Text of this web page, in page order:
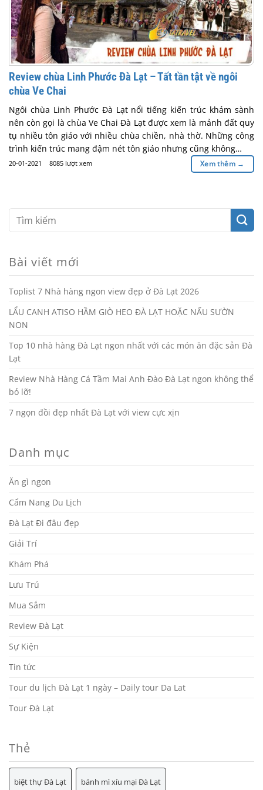
Review chùa Linh Phước Đà Lạt – Tất tần tật về ngôi
chùa Ve Chai
Ngôi chùa Linh Phước Đà Lạt nổi tiếng kiến trúc khảm sành
nên còn gọi là chùa Ve Chai Đà Lạt được xem là mảnh đất quy
tụ nhiều tôn giáo với nhiều chùa chiền, nhà thờ. Những công
trình kiến trúc mang đậm nét tôn giáo nhưng cũng không…
20-01-2021 8085 lượt xem Xem thêm →
Bài viết mới
Toplist 7 Nhà hàng ngon view đẹp ở Đà Lạt 2026
LẨU CANH ATISO HẦM GIÒ HEO ĐÀ LẠT HOẶC NẤU SƯỜN
NON
Top 10 nhà hàng Đà Lạt ngon nhất với các món ăn đặc sản Đà
Lạt
Review Nhà Hàng Cá Tầm Mai Anh Đào Đà Lạt ngon không thể
bỏ lỡ!
7 ngọn đồi đẹp nhất Đà Lạt với view cực xịn
Danh mục
Ăn gì ngon
Cẩm Nang Du Lịch
Đà Lạt Đi đâu đẹp
Giải Trí
Khám Phá
Lưu Trú
Mua Sắm
Review Đà Lạt
Sự Kiện
Tin tức
Tour du lịch Đà Lạt 1 ngày – Daily tour Da Lat
Tour Đà Lạt
Thẻ
biệt thự Đà Lạt bánh mì xíu mại Đà Lạt